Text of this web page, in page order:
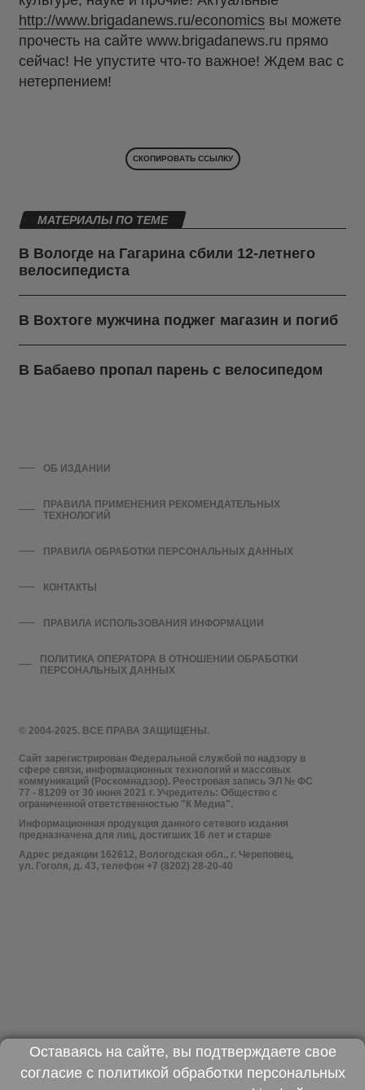
http://www.brigadanews.ru/economics вы можете
прочесть на сайте www.brigadanews.ru прямо
сейчас! Не упустите что-то важное! Ждем вас с
нетерпением!
СКОПИРОВАТЬ ССЫЛКУ
МАТЕРИАЛЫ ПО ТЕМЕ
В Вологде на Гагарина сбили 12-летнего
велосипедиста
В Вохтоге мужчина поджег магазин и погиб
В Бабаево пропал парень с велосипедом
© 2004-2025. ВСЕ ПРАВА ЗАЩИЩЕНЫ.
Сайт зарегистрирован Федеральной службой по надзору в
сфере связи, информационных технологий и массовых
коммуникаций (Роскомнадзор). Реестровая запись ЭЛ № ФС
77 - 81209 от 30 июня 2021 г. Учредитель: Общество с
ограниченной ответственностью "К Медиа".
Информационная продукция данного сетевого издания
предназначена для лиц, достигших 16 лет и старше
Адрес редакции 162612, Вологодская обл., г. Череповец,
ул. Гоголя, д. 43, телефон +7 (8202) 28-20-40
ОБ ИЗДАНИИ
ПРАВИЛА ПРИМЕНЕНИЯ РЕКОМЕНДАТЕЛЬНЫХ
ТЕХНОЛОГИЙ
ПРАВИЛА ОБРАБОТКИ ПЕРСОНАЛЬНЫХ ДАННЫХ
КОНТАКТЫ
ПРАВИЛА ИСПОЛЬЗОВАНИЯ ИНФОРМАЦИИ
ПОЛИТИКА ОПЕРАТОРА В ОТНОШЕНИИ ОБРАБОТКИ
ПЕРСОНАЛЬНЫХ ДАННЫХ
Оставаясь на сайте, вы подтверждаете свое
согласие с политикой обработки персональных